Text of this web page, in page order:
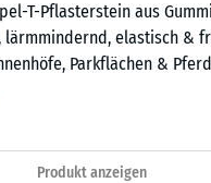
T-Pflasterstein aus
lärmmindernd, elastisch &
Parkflächen &
Produkt anzeigen